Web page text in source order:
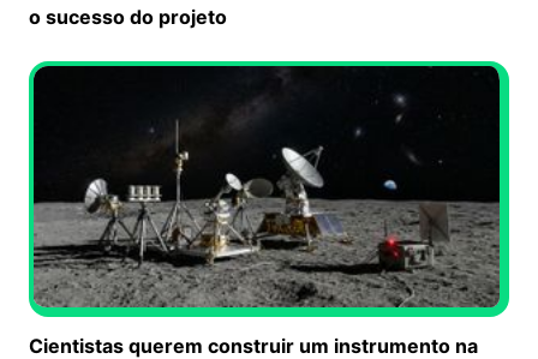
o sucesso do projeto
Cientistas querem construir um instrumento na